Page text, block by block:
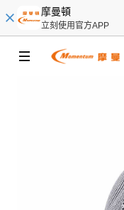
摩曼頓
立刻使用官方APP